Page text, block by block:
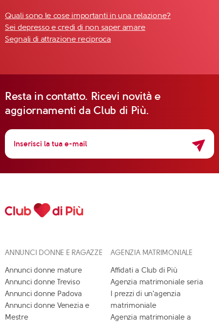
Quali sono le cose importanti in una relazione?
Sei depresso e credi di non saper amare
Segnali di attrazione reciproca
Resta in contatto. Ricevi novità e
aggiornamenti da Club di Più.
ANNUNCI DONNE E RAGAZZE
Annunci donne mature
Annunci donne Treviso
Annunci donne Padova
Annunci donne Venezia e
Mestre
AGENZIA MATRIMONIALE
Affidati a Club di Più
Agenzia matrimoniale seria
I prezzi di un'agenzia
matrimoniale
Agenzia matrimoniale a